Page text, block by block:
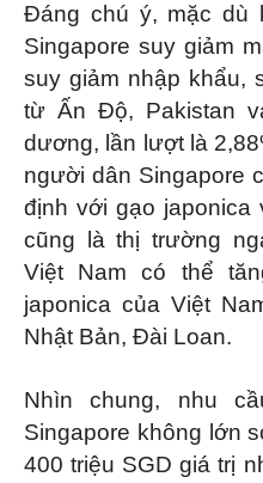
Đáng chú ý, mặc dù
Singapore suy giảm
suy giảm nhập khẩu,
từ Ấn Độ, Pakistan
dương, lần lượt là
người dân Singapore
định với gạo
cũng là thị trường
Việt Nam có thể
japonica của Việt
Nhật Bản, Đài Loan.
Nhìn chung, nhu
Singapore không lớn
400 triệu SGD giá trị